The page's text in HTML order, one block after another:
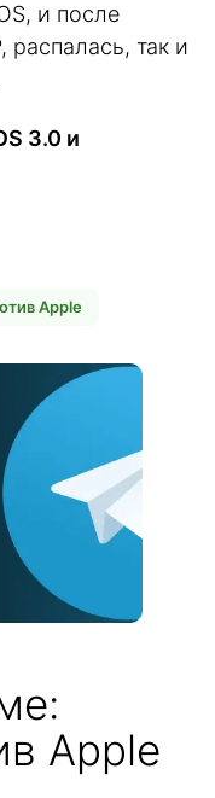
и после
распалась, так и
3.0 и
Apple
Apple